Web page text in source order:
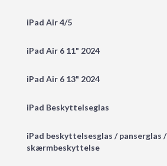
iPad Air 4/5
iPad Air 6 11" 2024
iPad Air 6 13" 2024
iPad Beskyttelseglas
iPad beskyttelsesglas / panserglas /
skærmbeskyttelse